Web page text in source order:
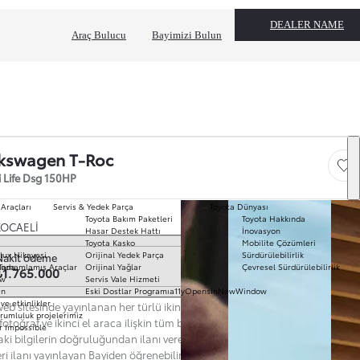
Araç Bulucu Bayimizi Bulun
DEALER NAME
Servis & Yedek Parça
Toyota Bakım Paketleri
Hasar Destek Hattı
Toyota Kasko
Orijinal Yedek Parça
Orijinal Yağlar
Servis Vale Hizmeti
Eski Dostlar Programıa11yOpensInNewWindow
Hikayesi
Araçlar
etkinlikler
projelerimiz
Impossible
Toyota Dünyası
Toyota Hakkında
İnovasyon
Mobilite Çözümleri
Sürdürülebilirlik
Çevresel Sürdürülebilirlik
T-Roc
Life Dsg 150HP
seç ödeme
sitesinde yayınlanan her türlü ikinci el araç ilanına ilişkin açıklama,
ve ikinci el araca ilişkin tüm bilgiler ilanı yayınlayan Bayi’ye aittir.
bilgilerin doğruluğundan ilanı veren Bayi sorumludur. Güncel ve nihai
ilanı yayınlayan Bayiden öğrenebilirsiniz. Web Sitesi'nde yer alan